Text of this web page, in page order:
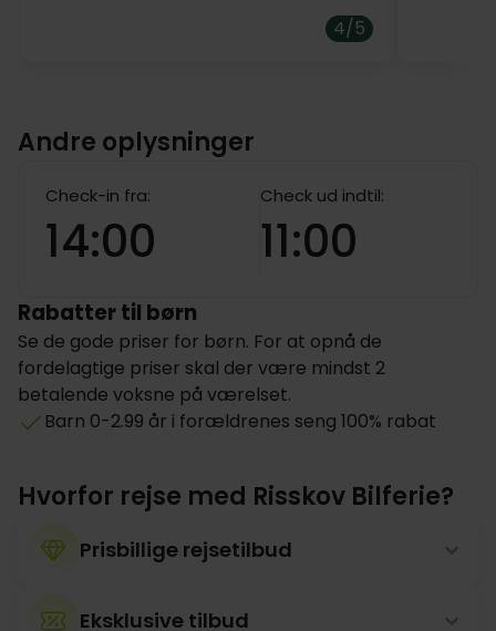
4/5
Andre oplysninger
Check-in fra:
14:00
Check ud indtil:
11:00
Rabatter til børn
Se de gode priser for børn. For at opnå de
fordelagtige priser skal der være mindst 2
betalende voksne på værelset.
Barn 0-2.99 år i forældrenes seng 100% rabat
Hvorfor rejse med Risskov Bilferie?
Prisbillige rejsetilbud
Eksklusive tilbud